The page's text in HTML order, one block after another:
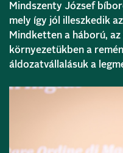
Mindszenty József
mely így jól illeszkedik
Mindketten a háború,
környezetükben a
áldozatvállalásuk a